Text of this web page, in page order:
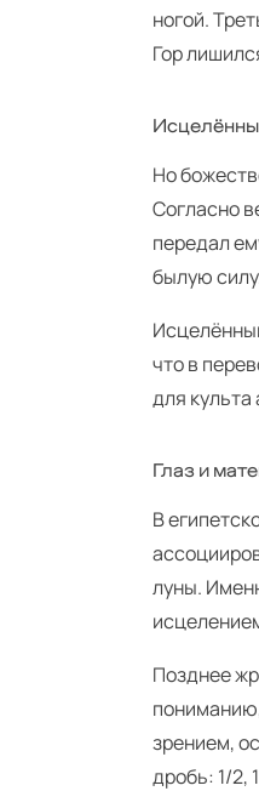
ногой.
Гор
Но
Согласно
передал
былую
что в
для
Глаз и
В
луны.
Позднее
зрением,
дробь: 1/2,